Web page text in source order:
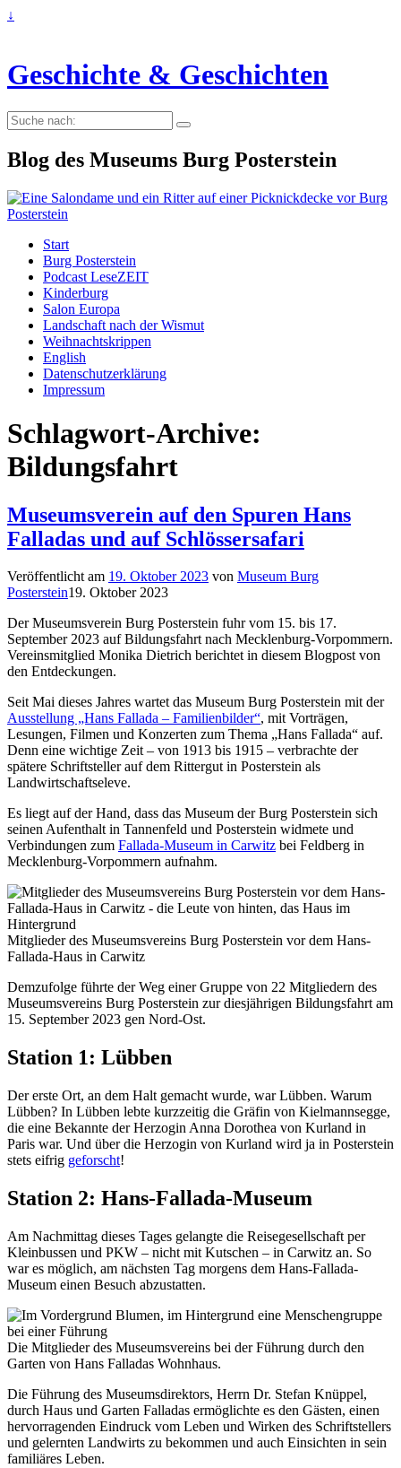
↓
Geschichte & Geschichten
Suche
nach:
Blog des Museums Burg Posterstein
Start
Burg Posterstein
Podcast LeseZEIT
Kinderburg
Salon Europa
Landschaft nach der Wismut
Weihnachtskrippen
English
Datenschutzerklärung
Impressum
Schlagwort-Archive:
Bildungsfahrt
Museumsverein auf den Spuren Hans
Falladas und auf Schlössersafari
Veröffentlicht am 19. Oktober 2023 von Museum Burg
Posterstein19. Oktober 2023
Der Museumsverein Burg Posterstein fuhr vom 15. bis 17.
September 2023 auf Bildungsfahrt nach Mecklenburg-Vorpommern.
Vereinsmitglied Monika Dietrich berichtet in diesem Blogpost von
den Entdeckungen.
Seit Mai dieses Jahres wartet das Museum Burg Posterstein mit der
Ausstellung „Hans Fallada – Familienbilder“, mit Vorträgen,
Lesungen, Filmen und Konzerten zum Thema „Hans Fallada“ auf.
Denn eine wichtige Zeit – von 1913 bis 1915 – verbrachte der
spätere Schriftsteller auf dem Rittergut in Posterstein als
Landwirtschaftseleve.
Es liegt auf der Hand, dass das Museum der Burg Posterstein sich
seinen Aufenthalt in Tannenfeld und Posterstein widmete und
Verbindungen zum Fallada-Museum in Carwitz bei Feldberg in
Mecklenburg-Vorpommern aufnahm.
Mitglieder des Museumsvereins Burg Posterstein vor dem Hans-
Fallada-Haus in Carwitz
Demzufolge führte der Weg einer Gruppe von 22 Mitgliedern des
Museumsvereins Burg Posterstein zur diesjährigen Bildungsfahrt am
15. September 2023 gen Nord-Ost.
Station 1: Lübben
Der erste Ort, an dem Halt gemacht wurde, war Lübben. Warum
Lübben? In Lübben lebte kurzzeitig die Gräfin von Kielmannsegge,
die eine Bekannte der Herzogin Anna Dorothea von Kurland in
Paris war. Und über die Herzogin von Kurland wird ja in Posterstein
stets eifrig geforscht!
Station 2: Hans-Fallada-Museum
Am Nachmittag dieses Tages gelangte die Reisegesellschaft per
Kleinbussen und PKW – nicht mit Kutschen – in Carwitz an. So
war es möglich, am nächsten Tag morgens dem Hans-Fallada-
Museum einen Besuch abzustatten.
Die Mitglieder des Museumsvereins bei der Führung durch den
Garten von Hans Falladas Wohnhaus.
Die Führung des Museumsdirektors, Herrn Dr. Stefan Knüppel,
durch Haus und Garten Falladas ermöglichte es den Gästen, einen
hervorragenden Eindruck vom Leben und Wirken des Schriftstellers
und gelernten Landwirts zu bekommen und auch Einsichten in sein
familiäres Leben.